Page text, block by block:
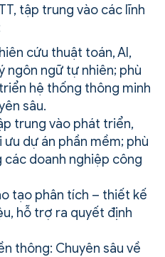
tập trung vào các lĩnh
cứu thuật toán, AI,
ngôn ngữ tự nhiên; phù
hệ thống thông minh
sâu.
trung vào phát triển,
dự án phần mềm; phù
doanh nghiệp công
tạo phân tích – thiết kế
hỗ trợ ra quyết định
thông: Chuyên sâu về